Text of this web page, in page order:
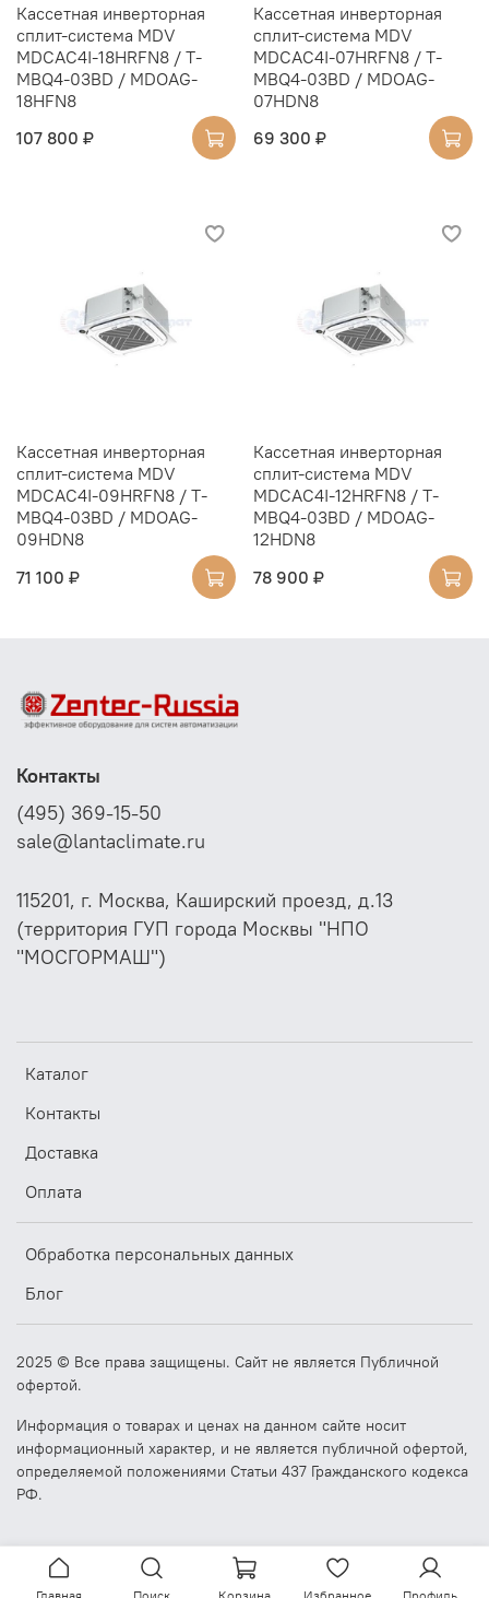
Кассетная инверторная
сплит-система MDV
MDCAC4I-18HRFN8 / T-
MBQ4-03BD / MDOAG-
18HFN8
107 800 ₽
Кассетная инверторная
сплит-система MDV
MDCAC4I-07HRFN8 / T-
MBQ4-03BD / MDOAG-
07HDN8
69 300 ₽
Кассетная инверторная
сплит-система MDV
MDCAC4I-09HRFN8 / T-
MBQ4-03BD / MDOAG-
09HDN8
71 100 ₽
Кассетная инверторная
сплит-система MDV
MDCAC4I-12HRFN8 / T-
MBQ4-03BD / MDOAG-
12HDN8
78 900 ₽
Каталог
Контакты
Доставка
Оплата
Обработка персональных данных
Блог
Контакты
(495) 369-15-50
sale@lantaclimate.ru
115201, г. Москва, Каширский проезд, д.13
(территория ГУП города Москвы "НПО
"МОСГОРМАШ")
2025 © Все права защищены. Сайт не является Публичной
офертой.
Информация о товарах и ценах на данном сайте носит
информационный характер, и не является публичной офертой,
определяемой положениями Статьи 437 Гражданского кодекса
РФ.